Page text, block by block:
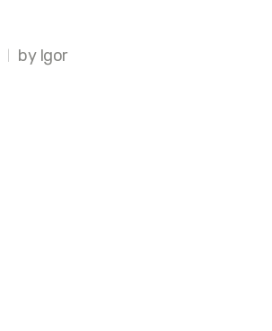
by Igor